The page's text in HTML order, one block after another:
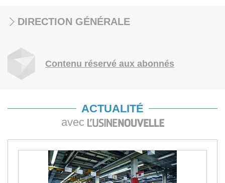
DIRECTION GÉNÉRALE
Contenu réservé aux abonnés
ACTUALITÉ
avec